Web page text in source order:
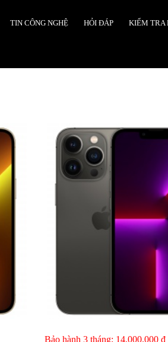
TIN CÔNG NGHỆ HỎI ĐÁP KIỂM TRA
Bảo hành 3 tháng: 14.000.000 đ